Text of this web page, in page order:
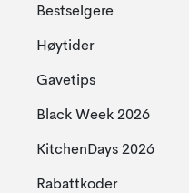
Bestselgere
Høytider
Gavetips
Black Week 2026
KitchenDays 2026
Rabattkoder